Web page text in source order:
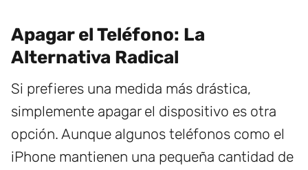
Apagar el Teléfono: La
Alternativa Radical
Si prefieres una medida más drástica,
simplemente apagar el dispositivo es otra
opción. Aunque algunos teléfonos como el
iPhone mantienen una pequeña cantidad de